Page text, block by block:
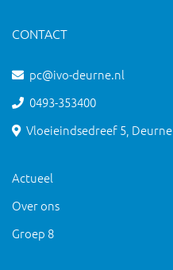
CONTACT
pc@ivo-deurne.nl
0493-353400
Vloeieindsedreef 5, Deurne
Actueel
Over ons
Groep 8